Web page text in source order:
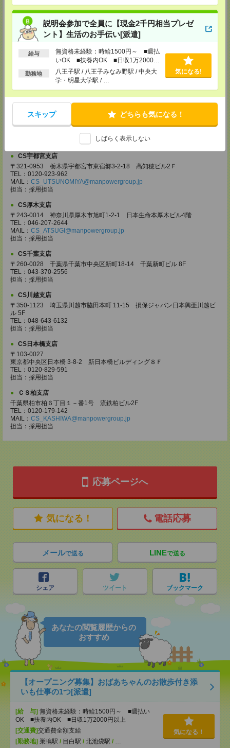
説明会参加で全員に【現金2千円相当プレゼ
ント】生活のお手伝い[派遣]
給与
無資格未経験：時給1500円～ ■週払
いOK ■扶養内OK ■日収1万2000円
以上
勤務地
八王子駅 / 八王子みなみ野駅 / 中央大
学・明星大学駅 / …
気になる!
スキップ どちらも気になる！
しばらく表示しない
〒220-8136
神奈川県横浜市西区みなとみらい 2-2-1 横浜ランドマークタワー36F
TEL：0120-659-459
MAIL：CS_YOKOHAMA@manpowergroup.jp
担当：採用担当
CS大宮支店
〒330-0854 埼玉県さいたま市大宮区桜木町 1-10-16 シーノ大宮ノース
TEL：0120-769-355
CS_OMIYA@manpowergroup.jp
担当：採用担当
〒370-0831 群馬県高崎市あら町167 高崎第一生命ビルディング11Ｆ
TEL：027-320-6558
CS_TAKASAKI@manpowergroup.jp
CS宇都宮支店
〒321-0953 栃木県宇都宮市東宿郷3-2-18 高知穂ビル2Ｆ
TEL：0120-923-962
MAIL： CS_UTSUNOMIYA@manpowergroup.jp
担当：採用担当
CS厚木支店
〒243-0014 神奈川県厚木市旭町1-2-1 日本生命本厚木ビル4階
TEL：046-207-2644
MAIL： CS_ATSUGI@manpowergroup.jp
担当：採用担当
CS千葉支店
〒260-0028 千葉県千葉市中央区新町18-14 千葉新町ビル 8F
TEL：043-370-2556
担当：採用担当
CS川越支店
〒350-1123 埼玉県川越市脇田本町 11-15 損保ジャパン日本興亜川越ビ
ル 5F
TEL：048-643-6132
担当：採用担当
CS日本橋支店
〒103-0027
東京都中央区日本橋 3-8-2 新日本橋ビルディング８Ｆ
TEL：0120-829-591
担当：採用担当
ＣＳ柏支店
千葉県柏市柏６丁目１－番1号 流鉄柏ビル2F
TEL：0120-179-142
MAIL： CS_KASHIWA@manpowergroup.jp
担当：採用担当
応募ページへ
気になる！ 電話応募
メールで送る LINEで送る
シェア ツイート ブックマーク
あなたの閲覧履歴からの
おすすめ
【オープニング募集】おばあちゃんのお散歩付き添
いも仕事の1つ[派遣]
[給 与] 無資格未経験：時給1500円～ ■週払い
OK ■扶養内OK ■日収1万2000円以上
[交通費]交通費全額支給
[勤務地] 巣鴨駅 / 目白駅 / 北池袋駅 / …
気になる！